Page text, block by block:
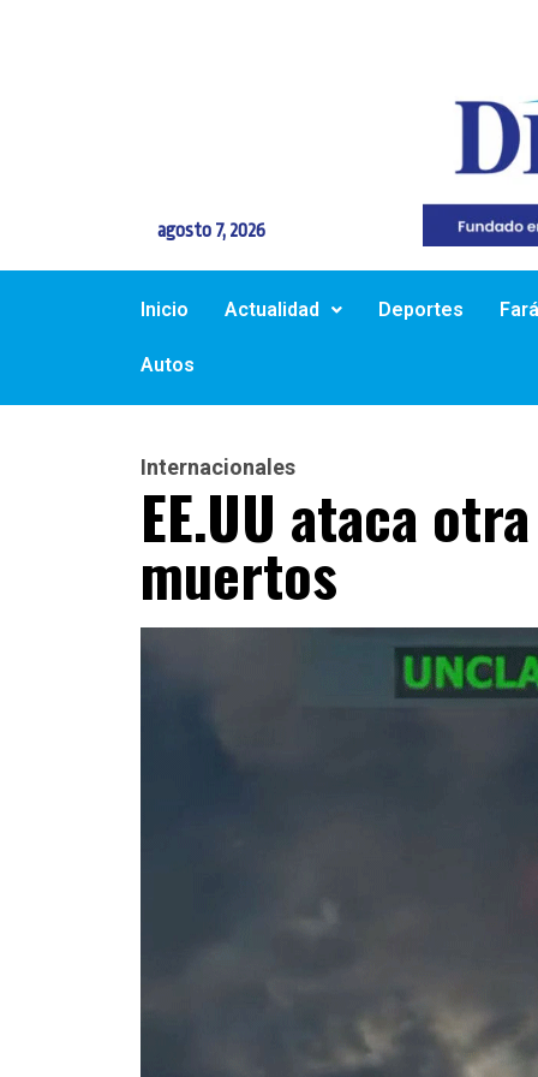
agosto 7, 2026
Inicio Actualidad Deportes
Autos
Internacionales
EE.UU ataca
muertos